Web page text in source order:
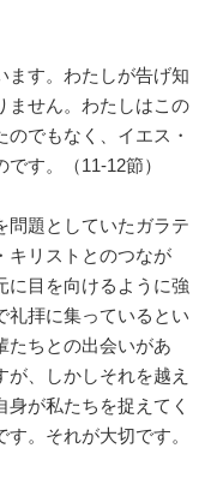
ます。わたしが告げ知
ません。わたしはこの
でもなく、イエス・
す。（11-12節）
問題としていたガラテ
キリストとのつなが
に目を向けるように強
礼拝に集っているとい
たちとの出会いがあ
、しかしそれを越え
が私たちを捉えてく
。それが大切です。